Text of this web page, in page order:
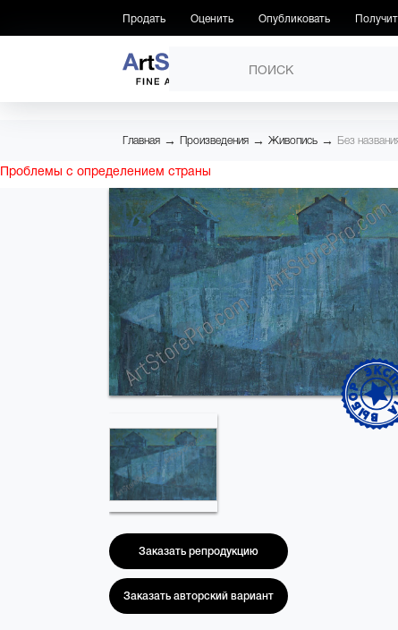
Продать Оценить Опубликовать
ПРОИЗВЕДЕНИЯ
Главная → Произведения → Живопись → Без
Проблемы с определением страны
Заказать репродукцию
Заказать авторский вариант